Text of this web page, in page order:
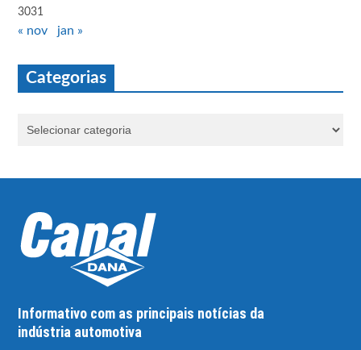
3031
« nov jan »
Categorias
Informativo com as principais notícias da
indústria automotiva